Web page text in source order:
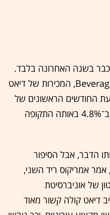
בשנה האחרונה בלבד.
לפי פרסום התעשייה Beverage Digest, המכירות של דיאט
בלבד בתשעת החודשים הראשונים של
2025. זירו, לעומת זאת, צמחה ב־4.8% באותה התקופה
הדבר, אבל הסיפור
אמריקוס ריד השני,
של אוניברסיטת
דיאט קולה קשור מאוד